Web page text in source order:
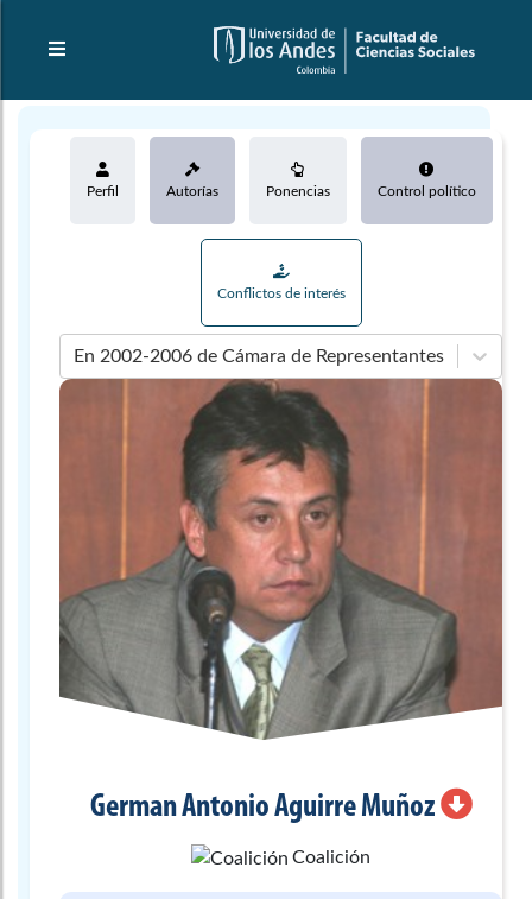
Perfil Autorías Ponencias Control político
Conflictos de interés
En 2002-2006 de Cámara de Representantes
German AntonioAguirre Muñoz
Coalición